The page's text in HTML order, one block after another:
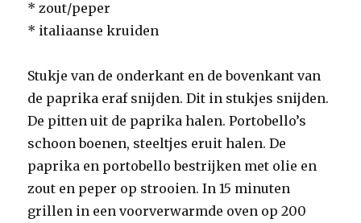
* zout/peper
* italiaanse kruiden
Stukje van de onderkant en de bovenkant van
de paprika eraf snijden. Dit in stukjes snijden.
De pitten uit de paprika halen. Portobello’s
schoon boenen, steeltjes eruit halen. De
paprika en portobello bestrijken met olie en
zout en peper op strooien. In 15 minuten
grillen in een voorverwarmde oven op 200